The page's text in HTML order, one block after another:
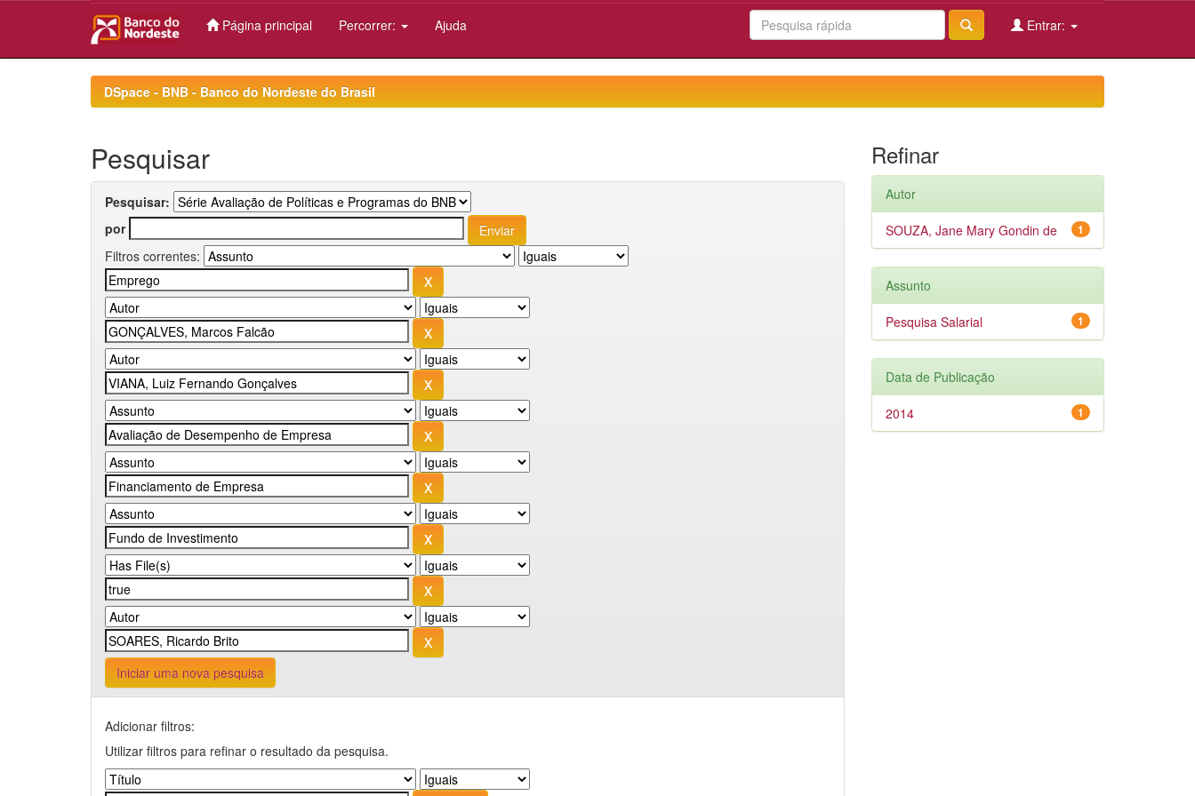
Página principal Percorrer: Ajuda Entrar:
DSpace - BNB - Banco do Nordeste do Brasil
Pesquisar
Pesquisar:
por
Filtros correntes:
Iniciar uma nova pesquisa
Adicionar filtros:
Utilizar filtros para refinar o resultado da pesquisa.
Refinar
Autor
1
SOUZA, Jane Mary Gondin de
Assunto
1
Pesquisa Salarial
Data de Publicação
1
2014